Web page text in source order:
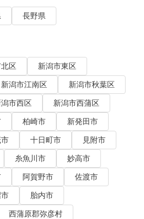
長野県
区
新潟市東区
新潟市江南区
新潟市秋葉区
市西区
新潟市西蒲区
柏崎市
新発田市
十日町市
見附市
糸魚川市
妙高市
阿賀野市
佐渡市
胎内市
西蒲原郡弥彦村